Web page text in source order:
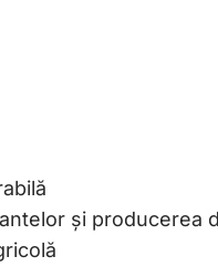
şi producerea